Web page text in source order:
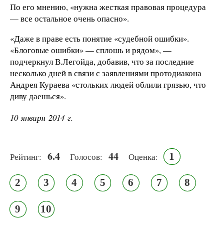
По его мнению, «нужна жесткая правовая процедура
— все остальное очень опасно».
«Даже в праве есть понятие «судебной ошибки».
«Блоговые ошибки» — сплошь и рядом», —
подчеркнул В.Легойда, добавив, что за последние
несколько дней в связи с заявлениями протодиакона
Андрея Кураева «стольких людей облили грязью, что
диву даешься».
10 января 2014 г.
Рейтинг: 6.4 Голосов: 44 Оценка: 1
2 3 4 5 6 7 8
9 10